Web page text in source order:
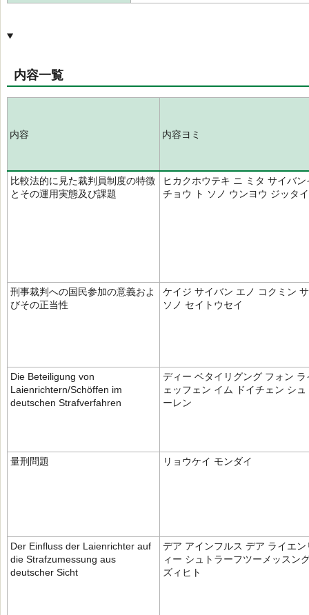
内容一覧
内容 内容ヨミ
比較法的に見た裁判員制度の特徴
とその運用実態及び課題
ヒカクホウテキ ニ ミタ サイバ
チョウ ト ソノ ウンヨウ ジッタ
刑事裁判への国民参加の意義およ
びその正当性
ケイジ サイバン エノ コクミン
ソノ セイトウセイ
Die Beteiligung von
Laienrichtern/Schöffen im
deutschen Strafverfahren
ディー ベタイリグング フォン
ェッフェン イム ドイチェン シ
ーレン
量刑問題 リョウケイ モンダイ
Der Einfluss der Laienrichter auf
die Strafzumessung aus
deutscher Sicht
デア アインフルス デア ライエ
ィー シュトラーフツーメッスン
ズィヒト